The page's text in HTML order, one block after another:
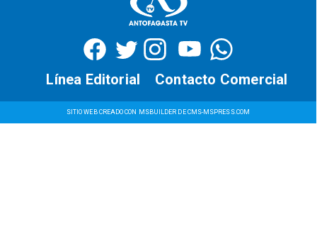
SITIO WEB CREADO CON MSBUILDER DE CMS-MSPRESS.COM
Contacto Comercial
Línea Editorial